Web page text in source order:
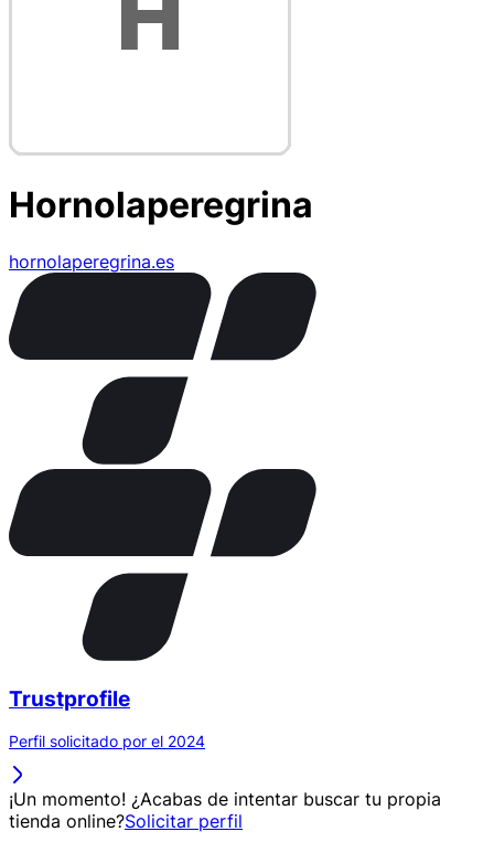
Hornolaperegrina
hornolaperegrina.es
Trustprofile
Perfil solicitado por el 2024
¡Un momento! ¿Acabas de intentar buscar tu propia
tienda online?Solicitar perfil